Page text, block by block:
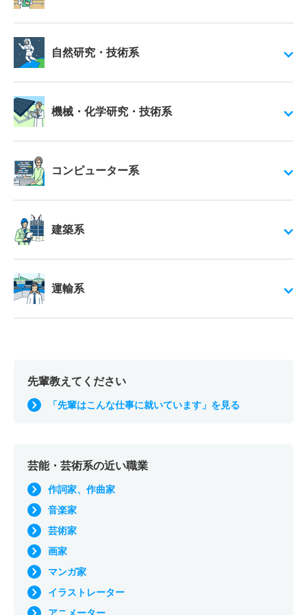
自然研究・技術系
機械・化学研究・技術系
コンピューター系
建築系
運輸系
先輩教えてください
「先輩はこんな仕事に就いています」を見る
芸能・芸術系の近い職業
作詞家、作曲家
音楽家
芸術家
画家
マンガ家
イラストレーター